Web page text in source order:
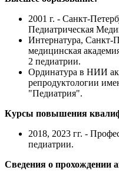
2001 г. - Санкт-
Педиатрическая
Интернатура, Санкт-
медицинская
2 педиатрии.
Ординатура в НИИ
репродуктологии
"Педиатрия".
Курсы повышения
2018, 2023 гг. -
педиатрии.
Сведения о прохождении